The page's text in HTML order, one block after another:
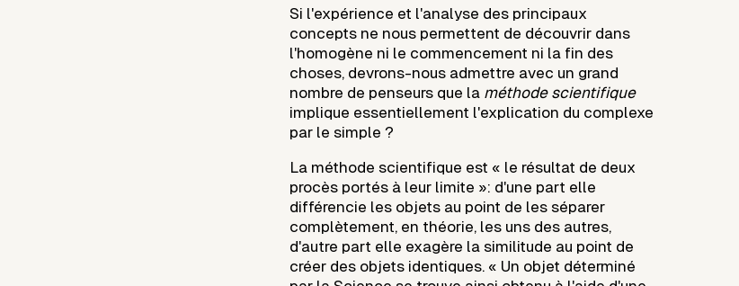
Si l'expérience et l'analyse des principaux
concepts ne nous permettent de découvrir dans
l'homogène ni le commencement ni la fin des
choses, devrons-nous admettre avec un grand
nombre de penseurs que la méthode scientifique
implique essentiellement l'explication du complexe
par le simple ?
La méthode scientifique est « le résultat de deux
procès portés à leur limite »: d'une part elle
différencie les objets au point de les séparer
complètement, en théorie, les uns des autres,
d'autre part elle exagère la similitude au point de
créer des objets identiques. « Un objet déterminé